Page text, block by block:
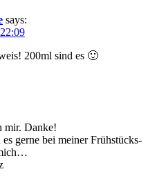
says:
200ml sind es 🙂
mir. Danke!
gerne bei meiner Frühstücks-